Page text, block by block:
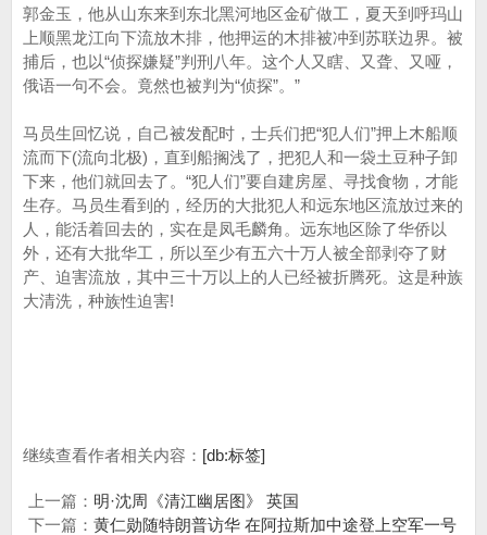
郭金玉，他从山东来到东北黑河地区金矿做工，夏天到呼玛山
上顺黑龙江向下流放木排，他押运的木排被冲到苏联边界。被
捕后，也以“侦探嫌疑”判刑八年。这个人又瞎、又聋、又哑，
俄语一句不会。竟然也被判为“侦探”。”
马员生回忆说，自己被发配时，士兵们把“犯人们”押上木船顺
流而下(流向北极)，直到船搁浅了，把犯人和一袋土豆种子卸
下来，他们就回去了。“犯人们”要自建房屋、寻找食物，才能
生存。马员生看到的，经历的大批犯人和远东地区流放过来的
人，能活着回去的，实在是凤毛麟角。远东地区除了华侨以
外，还有大批华工，所以至少有五六十万人被全部剥夺了财
产、迫害流放，其中三十万以上的人已经被折腾死。这是种族
大清洗，种族性迫害!
继续查看作者相关内容： [db:标签]
上一篇： 明·沈周《清江幽居图》 英国
下一篇： 黄仁勋随特朗普访华 在阿拉斯加中途登上空军一号